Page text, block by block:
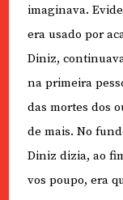
imaginava.
era usado por
Diniz,
na primeira
das mortes dos
de mais. No
Diniz dizia, ao
vos poupo, era